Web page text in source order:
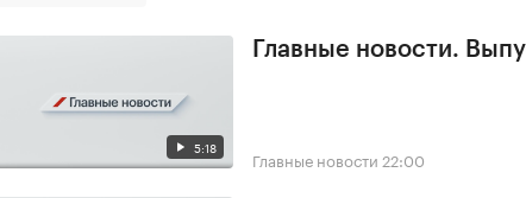
5:18
Главные новости.
Главные новости 22:00